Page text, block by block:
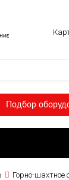
Подбор
Горно-шахтное